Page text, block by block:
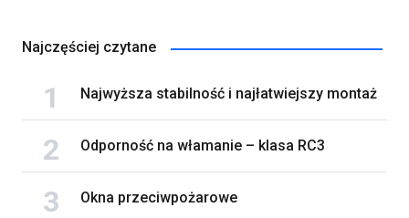
Najczęściej czytane
Najwyższa stabilność i najłatwiejszy montaż
Odporność na włamanie – klasa RC3
Okna przeciwpożarowe